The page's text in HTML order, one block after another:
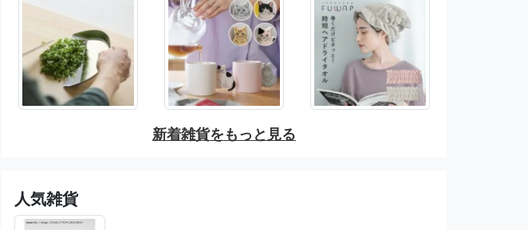
新着雑貨をもっと見る
人気雑貨